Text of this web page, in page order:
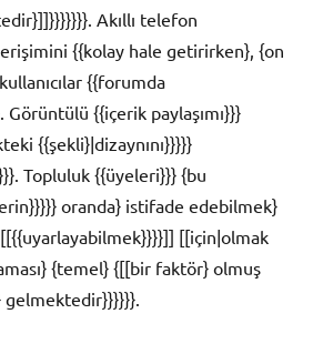
Akıllı telefon
{{kolay hale getirirken}, {on
{{forumda
{{içerik paylaşımı}}}
{{şekli}|dizaynını}}}}}
Topluluk {{üyeleri}}} {bu
oranda} istifade edebilmek}
[[için|olmak
{temel} {[[bir faktör} olmuş
gelmektedir}}}}}}.